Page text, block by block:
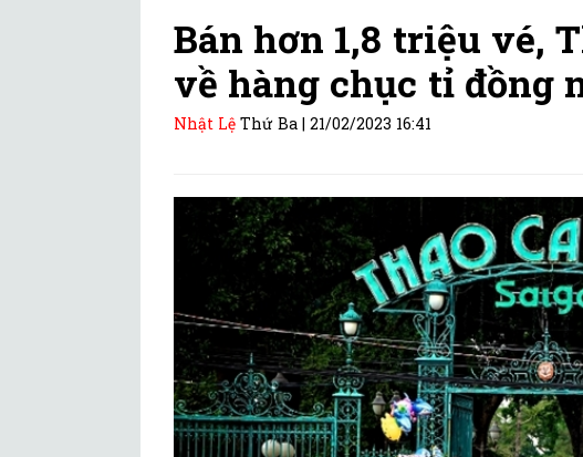
Bán hơn 1,8 triệu vé,
về hàng chục tỉ đồng
Nhật Lệ Thứ Ba |21/02/2023 16:41